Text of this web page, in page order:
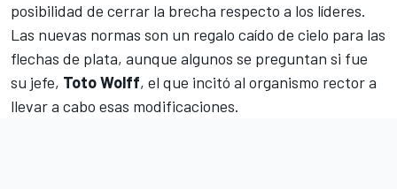
posibilidad de cerrar la brecha respecto a los líderes.
Las nuevas normas son un regalo caído de cielo para las
flechas de plata, aunque algunos se preguntan si fue
su jefe, Toto Wolff, el que incitó al organismo rector a
llevar a cabo esas modificaciones.